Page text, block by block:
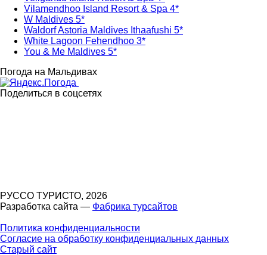
Vilamendhoo Island Resort & Spa 4*
W Maldives 5*
Waldorf Astoria Maldives Ithaafushi 5*
White Lagoon Fehendhoo 3*
You & Me Maldives 5*
Погода на Мальдивах
Поделиться в соцсетях
РУССО ТУРИСТО, 2026
Разработка сайта — Фабрика турсайтов
Политика конфиденциальности
Согласие на обработку конфиденциальных данных
Старый сайт